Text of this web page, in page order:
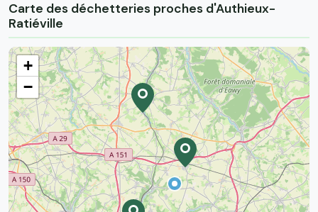
Carte des déchetteries proches d'Authieux-
Ratiéville
+
−